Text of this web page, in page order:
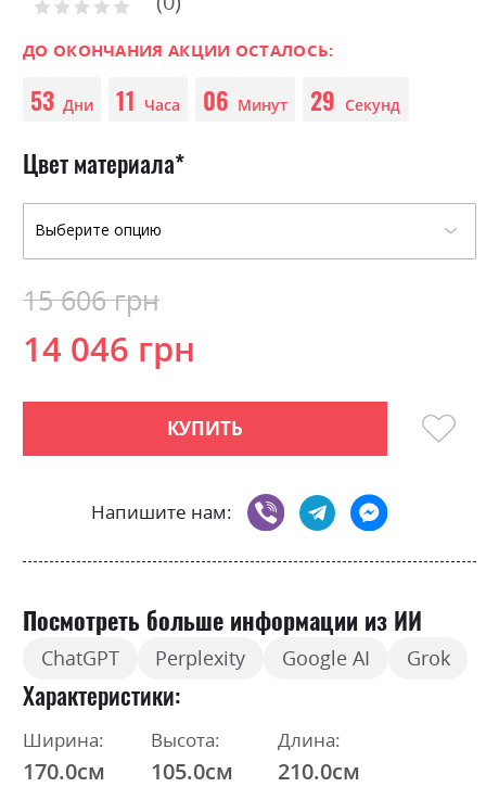
of
images
gallery
Рейтинг:
ДО ОКОНЧАНИЯ АКЦИИ ОСТАЛОСЬ:
53 Дни 11 Часа 06 Минут 29 Секунд
Цвет материала
14 046 грн
15 606 грн
КУПИТЬ
Напишите нам:
Посмотреть больше информации из ИИ
ChatGPT Perplexity Google AI Grok
Характеристики
Ширина:
170.0см
Высота:
105.0см
Длина:
210.0см